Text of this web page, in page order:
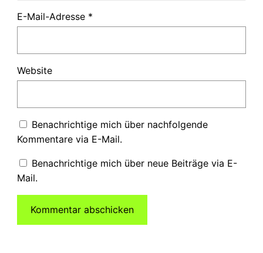
E-Mail-Adresse *
Website
Benachrichtige mich über nachfolgende
Kommentare via E-Mail.
Benachrichtige mich über neue Beiträge via E-
Mail.